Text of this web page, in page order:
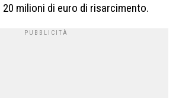
milioni di euro di risarcimento.